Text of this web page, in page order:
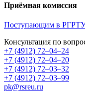
Приёмная комиссия
Поступающим в
Консультация по
+7 (4912) 72–04–24
+7 (4912) 72–04–20
+7 (4912) 72–03–32
+7 (4912) 72–03–99
pk@rsreu.ru